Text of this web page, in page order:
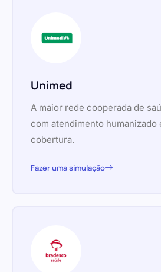
Unimed
A maior rede cooperada de
com atendimento humanizado
cobertura.
Fazer uma simulação